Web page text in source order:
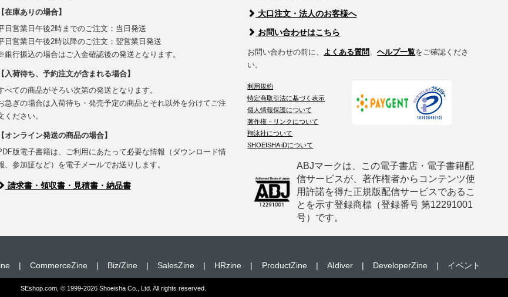
【在庫ありの場合】
日営業日午後2時までのご注文：当日発送
日営業日午後2時以降のご注文：翌営業日発送
銀行振込の場合はご入金確認後の発送となります。
【入荷待ち、予約注文が含まれる場合】
べての商品がそろい次第の発送となります。
急ぎの場合は入荷待ち・発売予定の商品とそれ以外を分けてご注
ください。
【オンライン発送の商品の場合】
版電子書籍は、ご利用にあたって必要な情報（ダウンロード情
、参加証など）を電子メールでお送りします。
請求書・領収書・見積書・納品書
大口注文・法人のお客様へ
お問い合わせはこちら
お問い合わせの前に、 よくある質問 、ヘルプ一覧をご確認くださ
い。
利用規約
特定商取引法に基づく表示
個人情報保護について
著作権・リンクについて
翔泳社について
SHOEISHA iDについて
ABJマークは、この電子書店・電子書籍配
信サービスが、著作権者からコンテンツ使
用許諾を得た正規版配信サービスであるこ
とを示す登録商標（登録番号 第12291001
号）です。
| CommerceZine | Biz/Zine | SalesZine | HRzine | ProductZine | AIdiver | DeveloperZine | イベント
SEshop.com, © 1999-2026 Shoeisha Co., Ltd. All rights reserved.